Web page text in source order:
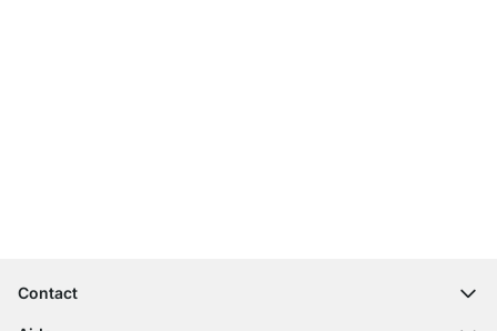
Contact
contact@regalraum.com